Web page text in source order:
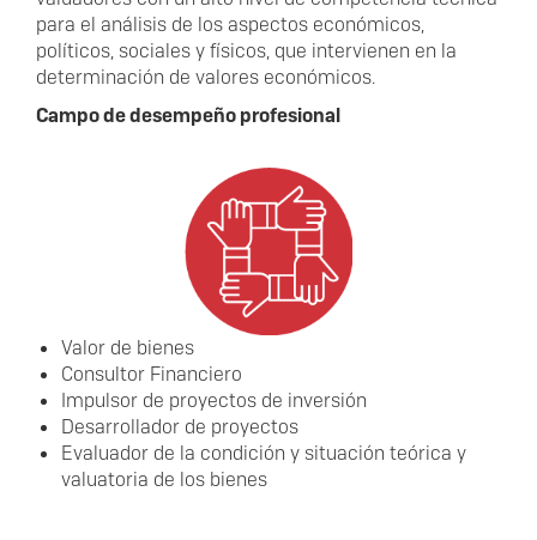
para el análisis de los aspectos económicos,
políticos, sociales y físicos, que intervienen en la
determinación de valores económicos.
Campo de desempeño profesional
Valor de bienes
Consultor Financiero
Impulsor de proyectos de inversión
Desarrollador de proyectos
Evaluador de la condición y situación teórica y
valuatoria de los bienes